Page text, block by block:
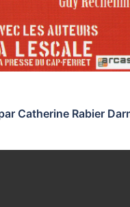
Catherine Rabier